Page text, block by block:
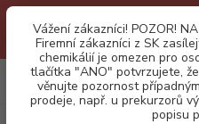
je neustálé porušování
produkty z SK zasílejte
Vážení zákazníci! POZOR!
Firemní zákazníci z SK
chemikálií je omezen pro
tlačítka "ANO" potvrzujete,
věnujte pozornost
prodeje, např. u prekurzorů
popisu